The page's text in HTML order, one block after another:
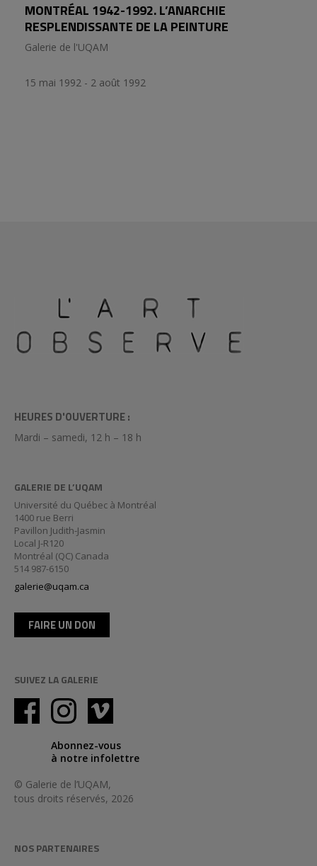
MONTRÉAL 1942-1992. L’ANARCHIE
RESPLENDISSANTE DE LA PEINTURE
Galerie de l'UQAM
15 mai 1992 - 2 août 1992
HEURES D'OUVERTURE :
Mardi – samedi, 12 h – 18 h
GALERIE DE L’UQAM
Université du Québec à Montréal
1400 rue Berri
Pavillon Judith-Jasmin
Local J-R120
Montréal (QC) Canada
514 987-6150
galerie@uqam.ca
FAIRE UN DON
SUIVEZ LA GALERIE
Abonnez-vous
à notre infolettre
© Galerie de l’UQAM,
tous droits réservés, 2026
NOS PARTENAIRES